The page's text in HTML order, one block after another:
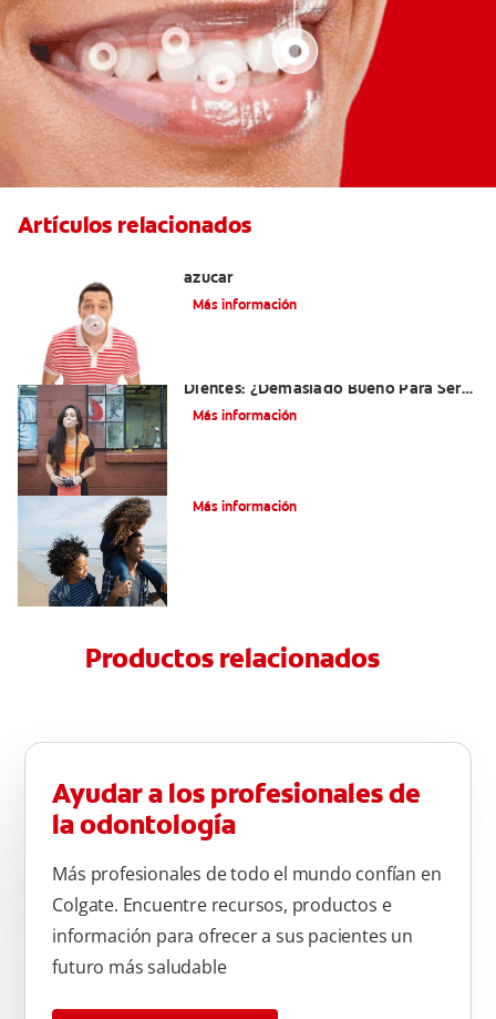
Artículos relacionados
azúcar
Más información
Dientes: ¿Demasiado Bueno Para Ser
Verdad?
Más información
Más información
Productos relacionados
Ayudar a los profesionales de
la odontología
Más profesionales de todo el mundo confían en
Colgate. Encuentre recursos, productos e
información para ofrecer a sus pacientes un
futuro más saludable